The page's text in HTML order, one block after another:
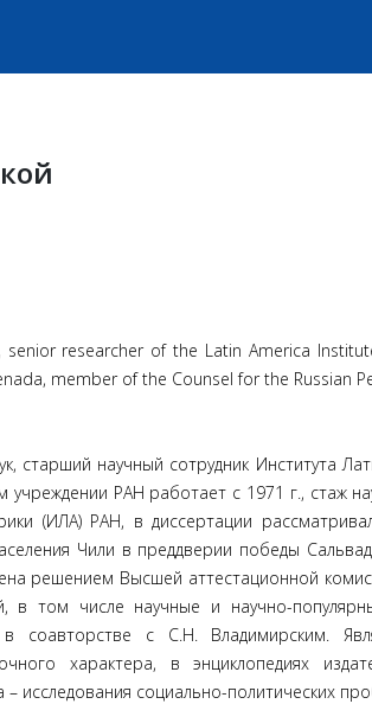
researcher of the Latin America
member of the Counsel for the Russian
старший научный сотрудник Института
учреждении РАН работает с 1971 г., стаж
(ИЛА) РАН, в диссертации
Чили в преддверии победы
решением Высшей аттестационной
том числе научные и научно-
соавторстве с С.Н. Владимирским.
характера, в энциклопедиях
исследования социально-политических